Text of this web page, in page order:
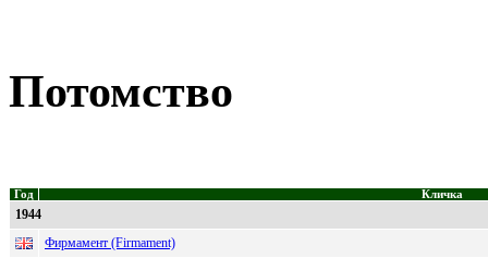
Потомство
Год Кличка
1944
Фирмамент (Firmament)